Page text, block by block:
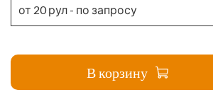
от 20 рул - по запросу
В корзину